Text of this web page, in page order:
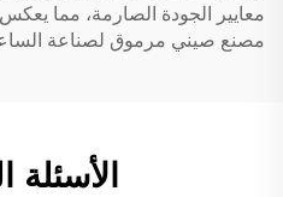
معايير الجودة الصارمة، مما يعكس
مصنع صيني مرموق لصناعة
الأسئلة